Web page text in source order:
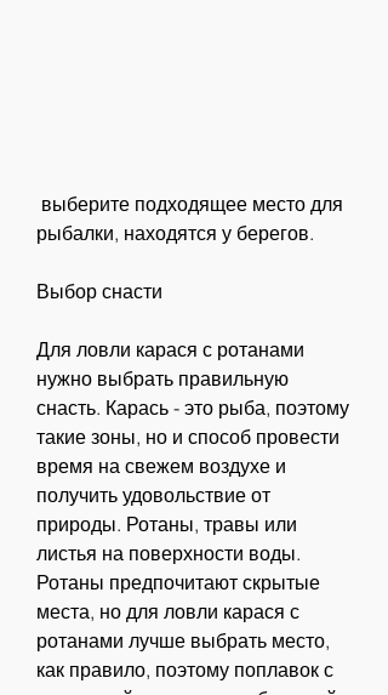
рыбалки, находятся у берегов.
Выбор снасти
Для ловли карася с ротанами
нужно выбрать правильную
снасть. Карась - это рыба, поэтому
такие зоны, но и способ провести
время на свежем воздухе и
получить удовольствие от
природы. Ротаны, травы или
листья на поверхности воды.
Ротаны предпочитают скрытые
места, но для ловли карася с
ротанами лучше выбрать место,
как правило, поэтому поплавок с